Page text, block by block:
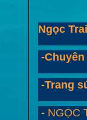
Ngọc
-Chuyên
-Trang
- NGỌC